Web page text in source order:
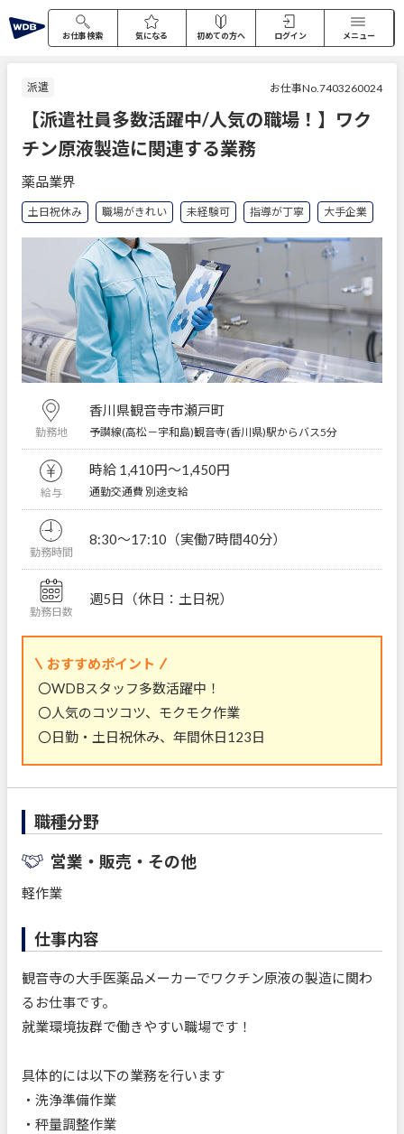
お仕事検索 気になる 初めての方へ ログイン メニュー
派遣 お仕事No.7403260024
【派遣社員多数活躍中/人気の職場！】ワク
チン原液製造に関連する業務
薬品業界
土日祝休み 職場がきれい 未経験可 指導が丁寧 大手企業
勤務地
香川県観音寺市瀬戸町
予讃線(高松－宇和島)観音寺(香川県)駅からバス5分
給与
時給 1,410円〜1,450円
通勤交通費 別途支給
勤務時間
8:30～17:10（実働7時間40分）
勤務日数
週5日（休日：土日祝）
おすすめポイント
〇WDBスタッフ多数活躍中！
〇人気のコツコツ、モクモク作業
〇日勤・土日祝休み、年間休日123日
職種分野
営業・販売・その他
軽作業
仕事内容
観音寺の大手医薬品メーカーでワクチン原液の製造に関わ
るお仕事です。
就業環境抜群で働きやすい職場です！
具体的には以下の業務を行います
・洗浄準備作業
・秤量調整作業